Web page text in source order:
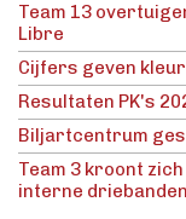
Team 13
Libre
Cijfers geven
Resultaten PK's
Biljartcentrum
Team 3 kroont
interne